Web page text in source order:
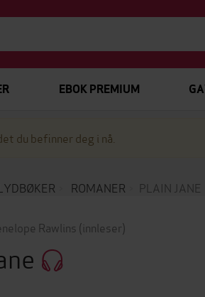
EBOK PREMIUM
du befinner deg i nå.
ROMANER PLAIN JANE
Rawlins (innleser)